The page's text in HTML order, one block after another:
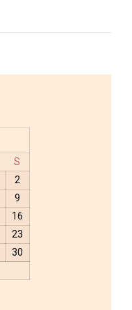
S
2
9
16
23
30